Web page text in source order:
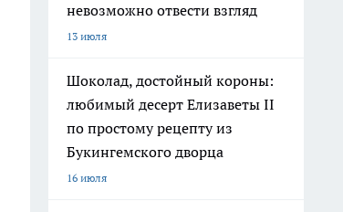
невозможно отвести взгляд
13 июля
Шоколад, достойный короны:
любимый десерт Елизаветы II
по простому рецепту из
Букингемского дворца
16 июля